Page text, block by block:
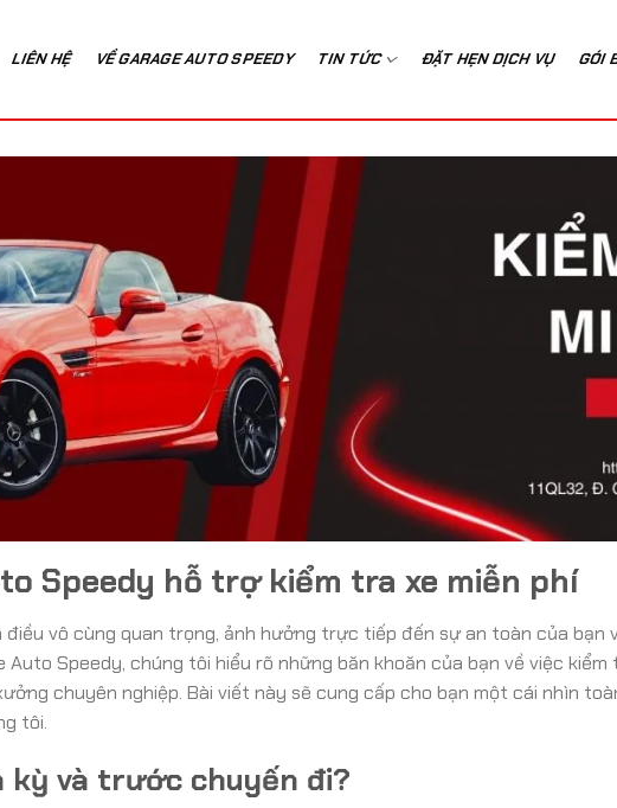
LIÊN HỆ VỀ GARAGE AUTO SPEEDY TIN TỨC ĐẶT HẸN DỊCH VỤ GÓI
Speedy hỗ trợ kiểm tra xe miễn phí
vô cùng quan trọng, ảnh hưởng trực tiếp đến sự an toàn của bạn
Speedy, chúng tôi hiểu rõ những băn khoăn của bạn về việc
chuyên nghiệp. Bài viết này sẽ cung cấp cho bạn một cái nhìn
tôi.
kỳ và trước chuyến đi?